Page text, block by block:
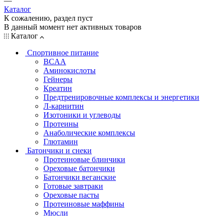
Каталог
К сожалению, раздел пуст
В данный момент нет активных товаров
Каталог
Спортивное питание
BCAA
Аминокислоты
Гейнеры
Креатин
Предтренировочные комплексы и энергетики
Л-карнитин
Изотоники и углеводы
Протеины
Анаболические комплексы
Глютамин
Батончики и снеки
Протеиновые блинчики
Ореховые батончики
Батончики веганские
Готовые завтраки
Ореховые пасты
Протеиновые маффины
Мюсли